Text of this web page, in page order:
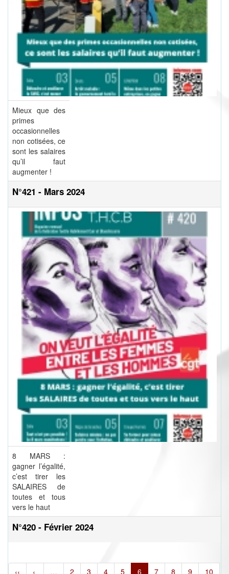
Mieux que des
primes
occasionnelles
non cotisées, ce
sont les salaires
qu’il faut
augmenter !
N°421 - Mars 2024
8 MARS :
gagner l’égalité,
c’est tirer les
SALAIRES de
toutes et tous
vers le haut
N°420 - Février 2024
‹‹ ‹ … 2 3 4 5 6 7 8 9 10